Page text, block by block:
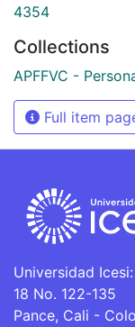
4354
Collections
APFFVC -
Full item
Universidad
18 No. 122-135
Pance, Cali -